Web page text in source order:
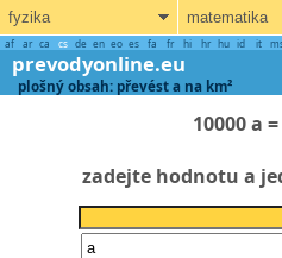
fyzika matematika
af ar ca cs de en eo es fa fr hi hr hu id it
prevodyonline.eu
plošný obsah: převést a na km²
10000 a
zadejte hodnotu a